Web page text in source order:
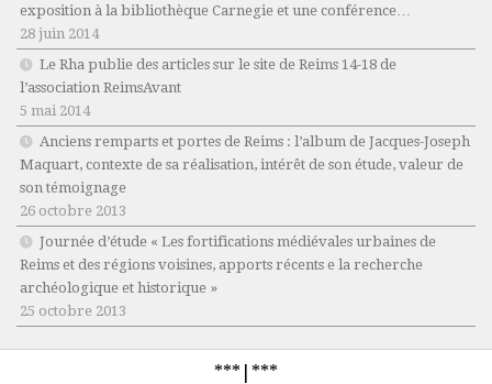
exposition à la bibliothèque Carnegie et une conférence…
28 juin 2014
Le Rha publie des articles sur le site de Reims 14-18 de
l’association ReimsAvant
5 mai 2014
Anciens remparts et portes de Reims : l’album de Jacques-Joseph
Maquart, contexte de sa réalisation, intérêt de son étude, valeur de
son témoignage
26 octobre 2013
Journée d’étude « Les fortifications médiévales urbaines de
Reims et des régions voisines, apports récents e la recherche
archéologique et historique »
25 octobre 2013
***|***